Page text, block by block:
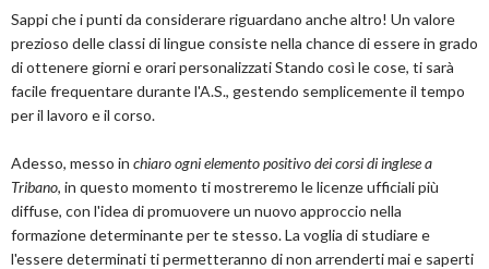
Sappi che i punti da considerare riguardano anche altro! Un valore
prezioso delle classi di lingue consiste nella chance di essere in grado
di ottenere giorni e orari personalizzati Stando così le cose, ti sarà
facile frequentare durante l'A.S., gestendo semplicemente il tempo
per il lavoro e il corso.
Adesso, messo in chiaro ogni elemento positivo dei corsi di inglese a
Tribano, in questo momento ti mostreremo le licenze ufficiali più
diffuse, con l'idea di promuovere un nuovo approccio nella
formazione determinante per te stesso. La voglia di studiare e
l'essere determinati ti permetteranno di non arrenderti mai e saperti